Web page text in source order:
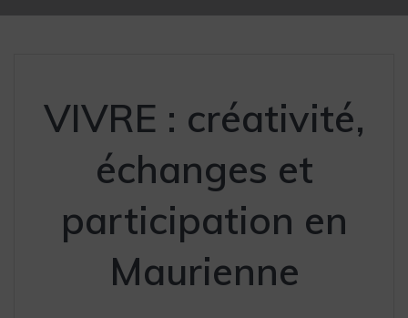
VIVRE : créativité,
échanges et
participation en
Maurienne